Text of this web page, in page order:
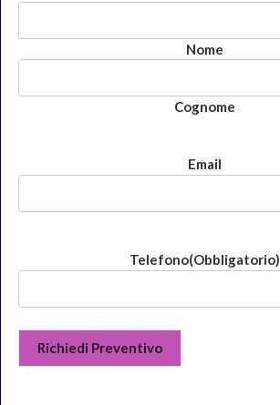
Nome
Cognome
Email
Telefono(Obbligatorio)